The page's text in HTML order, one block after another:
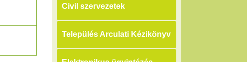
Civil szervezetek
Település Arculati Kézikönyv